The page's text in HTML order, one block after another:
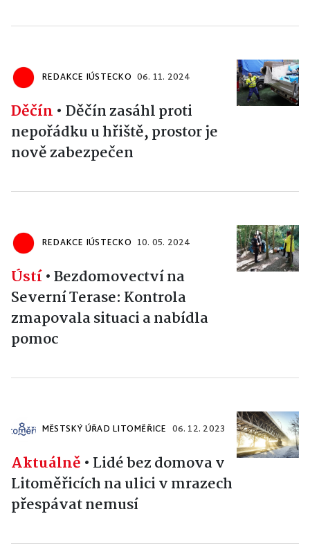
REDAKCE IÚSTECKO 06. 11. 2024
Děčín • Děčín zasáhl proti
nepořádku u hřiště, prostor je
nově zabezpečen
REDAKCE IÚSTECKO 10. 05. 2024
Ústí•Bezdomovectví na
Severní Terase: Kontrola
zmapovala situaci a nabídla
pomoc
MĚSTSKÝ ÚŘAD LITOMĚŘICE 06. 12. 2023
Aktuálně • Lidé bez domova v
Litoměřicích na ulici v mrazech
přespávat nemusí